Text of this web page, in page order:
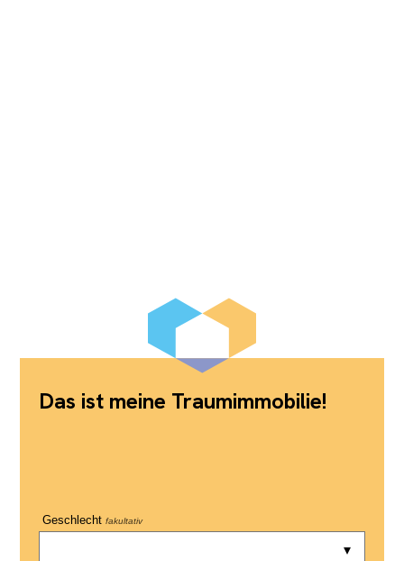
Das ist meine Traumimmobilie!
Geschlecht fakultativ